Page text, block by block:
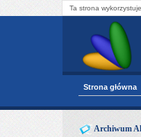
Ta strona
Strona główna
Archiwum